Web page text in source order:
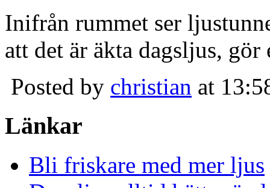
Inifrån rummet ser
att det är äkta dagsljus,
Posted by christian at
Länkar
Bli friskare med mer ljus